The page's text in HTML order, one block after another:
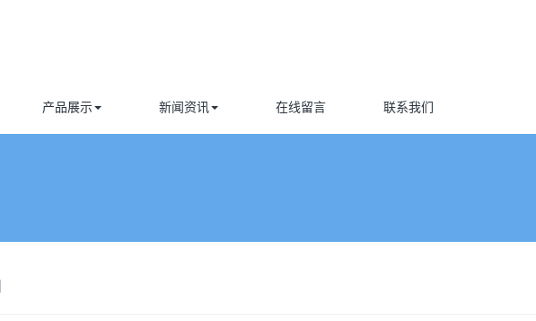
产品展示 新闻资讯 在线留言 联系我们